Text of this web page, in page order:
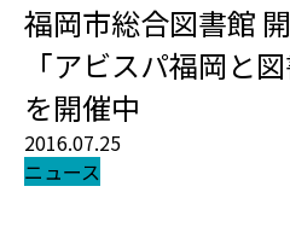
福岡市総合図書館
「アビスパ福岡と
を開催中
2016.07.25
ニュース